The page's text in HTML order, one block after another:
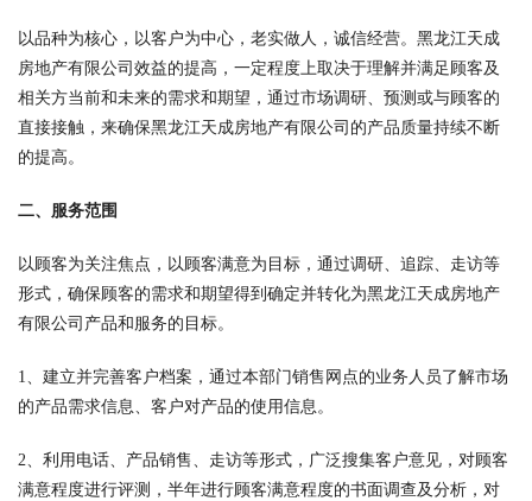
以品种为核心，以客户为中心，老实做人，诚信经营。黑龙江天成
房地产有限公司效益的提高，一定程度上取决于理解并满足顾客及
相关方当前和未来的需求和期望，通过市场调研、预测或与顾客的
直接接触，来确保黑龙江天成房地产有限公司的产品质量持续不断
的提高。
二、服务范围
以顾客为关注焦点，以顾客满意为目标，通过调研、追踪、走访等
形式，确保顾客的需求和期望得到确定并转化为黑龙江天成房地产
有限公司产品和服务的目标。
1、建立并完善客户档案，通过本部门销售网点的业务人员了解市场
的产品需求信息、客户对产品的使用信息。
2、利用电话、产品销售、走访等形式，广泛搜集客户意见，对顾客
满意程度进行评测，半年进行顾客满意程度的书面调查及分析，对